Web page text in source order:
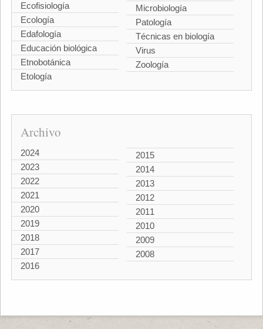
Ecofisiología
Ecología
Edafología
Educación biológica
Etnobotánica
Etología
Microbiología
Patología
Técnicas en biología
Virus
Zoología
Archivo
2024
2023
2022
2021
2020
2019
2018
2017
2016
2015
2014
2013
2012
2011
2010
2009
2008